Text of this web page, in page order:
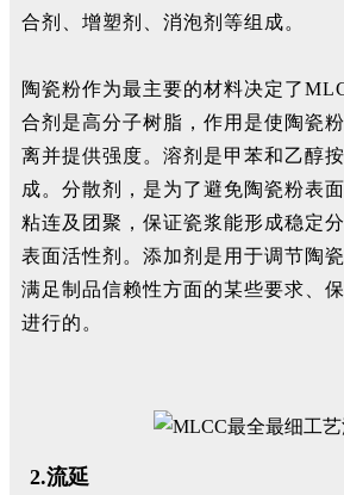
合剂、增塑剂、消泡剂等组成。
陶瓷粉作为最主要的材料决定了
合剂是高分子树脂，作用是使陶瓷
离并提供强度。溶剂是甲苯和乙醇
成。分散剂，是为了避免陶瓷粉表
粘连及团聚，保证瓷浆能形成稳定
表面活性剂。添加剂是用于调节陶
满足制品信赖性方面的某些要求、
进行的。
2.流延